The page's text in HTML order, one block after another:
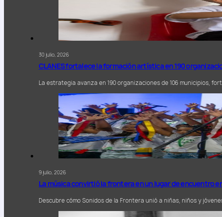
30 julio, 2026
CLANES fortalece la formación artística en 190
La estrategia avanza en 190 organizaciones de 106 municipios,
9 julio, 2026
La música convirtió la frontera en un lugar de encuentro
Descubre cómo Sonidos de la Frontera unió a niñas, niños y